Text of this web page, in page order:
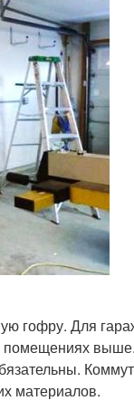
гофру. Для
помещениях выше.
материалов.